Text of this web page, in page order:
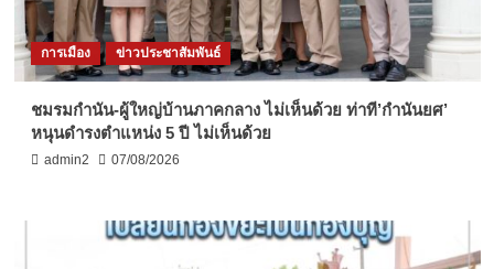
การเมือง ข่าวประชาสัมพันธ์
ชมรมกำนัน-ผู้ใหญ่บ้านภาคกลาง ไม่เห็นด้วย ท่าที’กำนันยศ’
หนุนดำรงตำแหน่ง 5 ปี ไม่เห็นด้วย
admin2 07/08/2026